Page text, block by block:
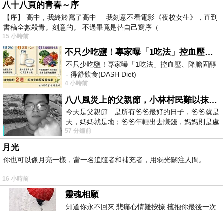
1、防癌
常吃燒烤食物能使癌症的發病率升高，因為
燒烤食物下肚後會在體內進行硝化反應，產生出
致癌物。而獼猴桃中富含的維生素C作為一種抗
氧化劑，能夠有效抑制這種硝化反應，防止癌症
發生。
獼猴桃中含有抗突變成分穀胱甘肽，有利於
抑制誘發癌症基因的突變，對鼻咽癌、肝癌、肺
癌、皮膚癌、前列腺癌等多種癌細胞病變都有一
八十八頁的青春～序
【序】 高中，我終於寫了高中 我刻意不看電影《夜校女生》，直到
書稿全數殺青。刻意的。 不過畢竟是替自己寫序（
15 小時前
不只少吃鹽！專家曝「1吃法」控血壓、降膽固醇 - 得舒飲食(DASH Diet)
不只少吃鹽！專家曝「1吃法」控血壓、降膽固醇
- 得舒飲食(DASH Diet)
https://www.facebook.com/dietitiansophia/posts/
4 小時前
八八風災上的父親節，小林村民難以抹滅的痛
今天是父親節，是所有爸爸最好的日子，爸爸就是
天，媽媽就是地；爸爸年輕出去賺錢，媽媽則是處
理家務，職業不分高低貴賤，只有人品才
57 分鐘前
月光
你也可以像月亮一樣，當一名追隨者和補充者，用弱光關注人間。
16 小時前
靈魂相願
知道你永不回來 悲痛心情難按捺 擁抱你最後一次